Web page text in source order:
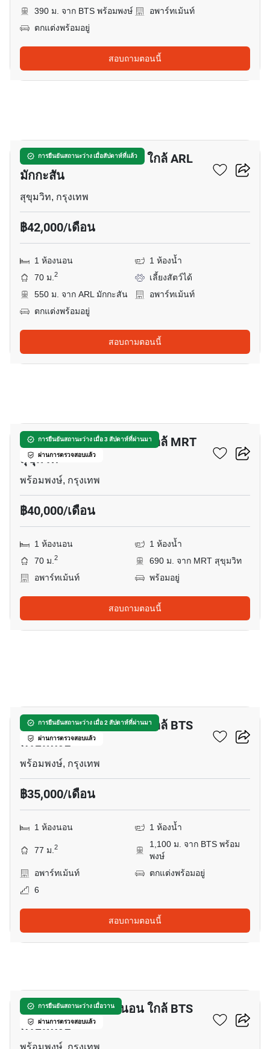
390 ม. จาก BTS พร้อมพงษ์
อพาร์ทเม้นท์
ตกแต่งพร้อมอยู่
สอบถามตอนนี้
การยืนยันสถานะว่าง เมื่อสัปดาห์ที่แล้ว
อพาร์ทเมนต์ 1-ห้องนอน ใกล้ ARL
มักกะสัน
สุขุมวิท, กรุงเทพ
฿42,000/เดือน
1 ห้องนอน
1 ห้องน้ำ
70 ม.2
เลี้ยงสัตว์ได้
550 ม. จาก ARL มักกะสัน
อพาร์ทเม้นท์
ตกแต่งพร้อมอยู่
สอบถามตอนนี้
การยืนยันสถานะว่าง เมื่อ 3 สัปดาห์ที่ผ่านมา
ผ่านการตรวจสอบแล้ว
อพาร์ทเมนต์ 1-ห้องนอน ใกล้ MRT
สุขุมวิท
พร้อมพงษ์, กรุงเทพ
฿40,000/เดือน
1 ห้องนอน
1 ห้องน้ำ
70 ม.2
690 ม. จาก MRT สุขุมวิท
อพาร์ทเม้นท์
พร้อมอยู่
สอบถามตอนนี้
การยืนยันสถานะว่าง เมื่อ 2 สัปดาห์ที่ผ่านมา
ผ่านการตรวจสอบแล้ว
อพาร์ทเมนต์ 1-ห้องนอน ใกล้ BTS
พร้อมพงษ์
พร้อมพงษ์, กรุงเทพ
฿35,000/เดือน
1 ห้องนอน 1 ห้องน้ำ
77 ม.2
1,100 ม. จาก BTS พร้อม
พงษ์
อพาร์ทเม้นท์
ตกแต่งพร้อมอยู่
6
สอบถามตอนนี้
การยืนยันสถานะว่าง เมื่อวาน
ผ่านการตรวจสอบแล้ว
อพาร์ทเมนต์ 1-ห้องนอน ใกล้ BTS
พร้อมพงษ์